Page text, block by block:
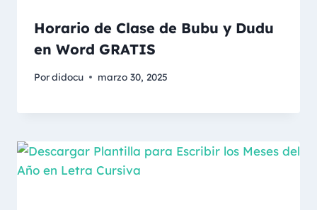
Horario de Clase de Bubu y Dudu
en Word GRATIS
Pordidocu marzo 30, 2025